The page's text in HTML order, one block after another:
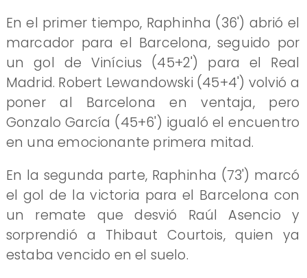
En el primer tiempo, Raphinha (36') abrió el
marcador para el Barcelona, seguido por
un gol de Vinícius (45+2') para el Real
Madrid. Robert Lewandowski (45+4') volvió a
poner al Barcelona en ventaja, pero
Gonzalo García (45+6') igualó el encuentro
en una emocionante primera mitad.
En la segunda parte, Raphinha (73') marcó
el gol de la victoria para el Barcelona con
un remate que desvió Raúl Asencio y
sorprendió a Thibaut Courtois, quien ya
estaba vencido en el suelo.